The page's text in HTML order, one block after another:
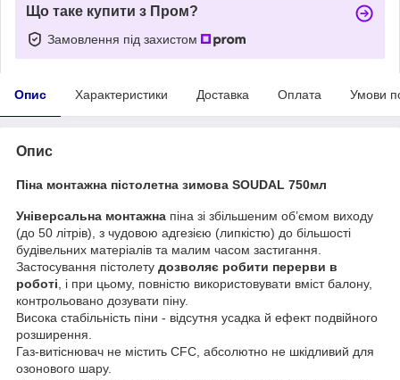
Що таке купити з Пром?
Замовлення під захистом
Опис Характеристики Доставка Оплата Умови
Опис
Піна монтажна пістолетна зимова SOUDAL 750мл
Універсальна монтажна піна зі збільшеним об’ємом виходу
(до 50 літрів), з чудовою адгезією (липкістю) до більшості
будівельних матеріалів та малим часом застигання.
Застосування пістолету дозволяє робити перерви в
роботі, і при цьому, повністю використовувати вміст балону,
контрольовано дозувати піну.
Висока стабільність піни - відсутня усадка й ефект подвійного
розширення.
Газ-витіснювач не містить CFC, абсолютно не шкідливий для
озонового шару.